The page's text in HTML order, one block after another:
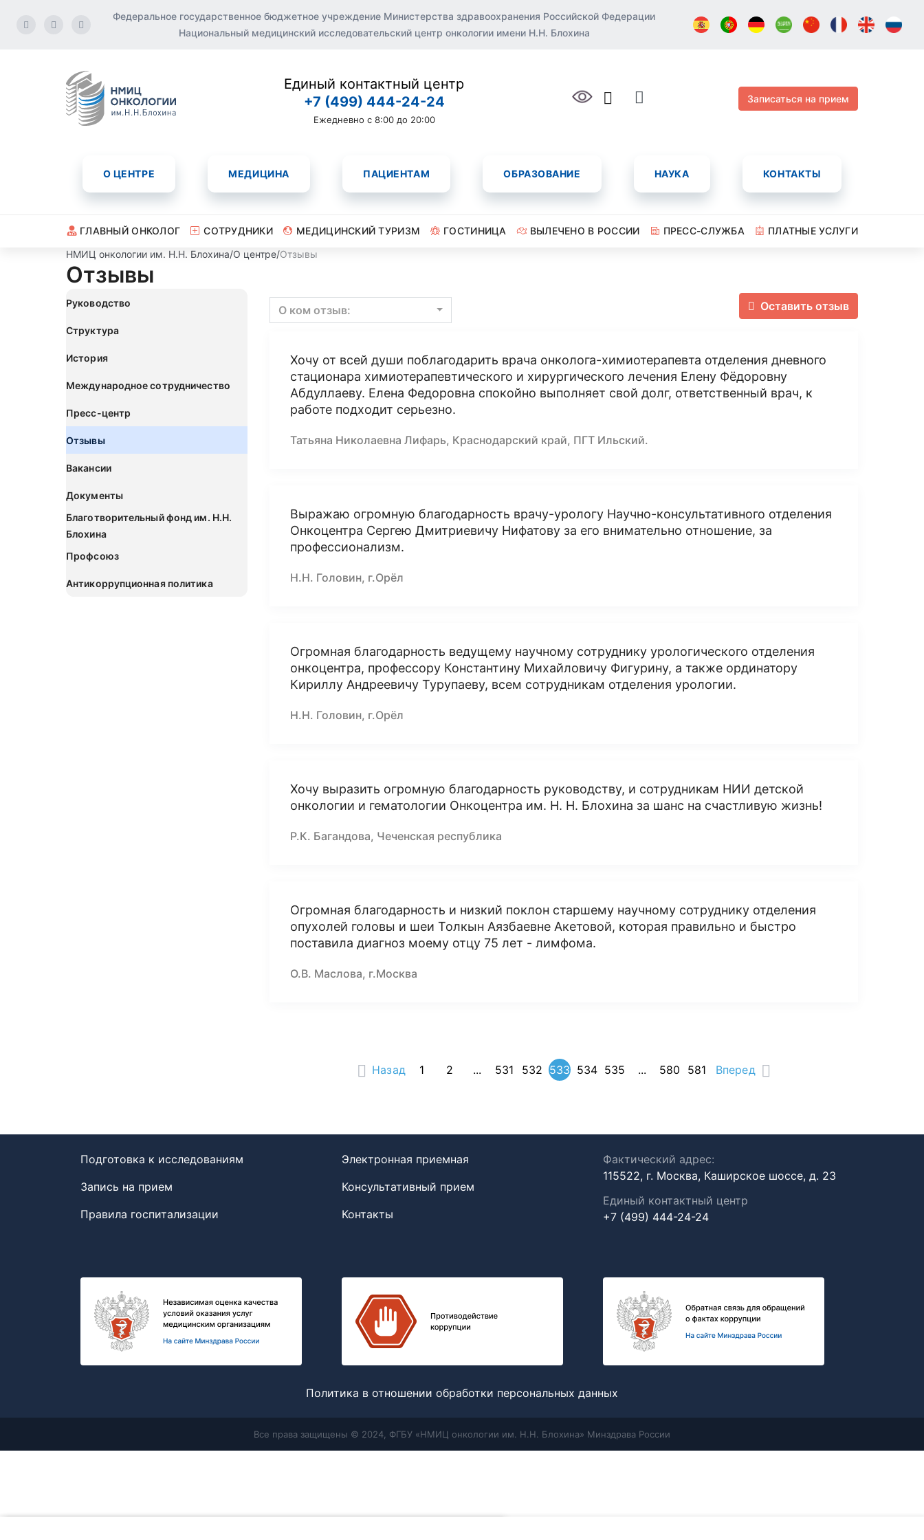
Федеральное государственное бюджетное учреждение Министерства здравоохранения Российской Федерации
Национальный медицинский исследовательский центр онкологии имени Н.Н. Блохина
Единый контактный центр
+7 (499) 444-24-24
Ежедневно с 8:00 до 20:00
Записаться на прием
О ЦЕНТРЕ МЕДИЦИНА ПАЦИЕНТАМ ОБРАЗОВАНИЕ НАУКА КОНТАКТЫ
ГЛАВНЫЙ ОНКОЛОГ СОТРУДНИКИ МЕДИЦИНСКИЙ ТУРИЗМ ГОСТИНИЦА ВЫЛЕЧЕНО В РОССИИ ПРЕСС-СЛУЖБА
ПЛАТНЫЕ УСЛУГИ
НМИЦ онкологии им. Н.Н. Блохина/О центре/Отзывы
Отзывы
Руководство
Структура
История
Международное сотрудничество
Пресс-центр
Отзывы
Вакансии
Документы
Благотворительный фонд им. Н.Н.
Блохина
Профсоюз
Антикоррупционная политика
Оставить отзыв
О ком отзыв:
Хочу от всей души поблагодарить врача онколога-химиотерапевта отделения дневного
стационара химиотерапевтического и хирургического лечения Елену Фёдоровну
Абдуллаеву. Елена Федоровна спокойно выполняет свой долг, ответственный врач, к
работе подходит серьезно.
Татьяна Николаевна Лифарь, Краснодарский край, ПГТ Ильский.
Выражаю огромную благодарность врачу-урологу Научно-консультативного отделения
Онкоцентра Сергею Дмитриевичу Нифатову за его внимательно отношение, за
профессионализм.
Н.Н. Головин, г.Орёл
Огромная благодарность ведущему научному сотруднику урологического отделения
онкоцентра, профессору Константину Михайловичу Фигурину, а также ординатору
Кириллу Андреевичу Турупаеву, всем сотрудникам отделения урологии.
Н.Н. Головин, г.Орёл
Хочу выразить огромную благодарность руководству, и сотрудникам НИИ детской
онкологии и гематологии Онкоцентра им. Н. Н. Блохина за шанс на счастливую жизнь!
Р.К. Багандова, Чеченская республика
Огромная благодарность и низкий поклон старшему научному сотруднику отделения
опухолей головы и шеи Толкын Аязбаевне Акетовой, которая правильно и быстро
поставила диагноз моему отцу 75 лет - лимфома.
О.В. Маслова, г.Москва
Назад 1 2 ... 531 532 533 534 535 ... 580 581 Вперед
Подготовка к исследованиям
Запись на прием
Правила госпитализации
Электронная приемная
Консультативный прием
Контакты
Фактический адрес:
115522, г. Москва, Каширское шоссе, д. 23
Единый контактный центр
+7 (499) 444-24-24
Политика в отношении обработки персональных данных
Все права защищены © 2024, ФГБУ «НМИЦ онкологии им. Н.Н. Блохина» Минздрава России